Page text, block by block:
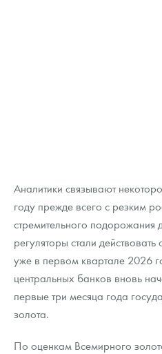
Аналитики связывают
году прежде всего с резким
стремительного подорожания
регуляторы стали
уже в первом квартале 2026
центральных банков вновь
первые три месяца года
золота.
По оценкам Всемирного